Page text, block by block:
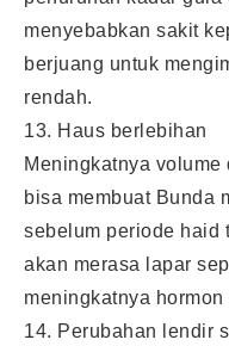
menyebabkan sakit
berjuang untuk
rendah.
13. Haus berlebihan
Meningkatnya
bisa membuat Bunda
sebelum periode haid
akan merasa lapar
meningkatnya
14. Perubahan lendir